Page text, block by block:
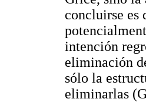
concluirse es
intención
eliminación
sólo la
eliminarlas